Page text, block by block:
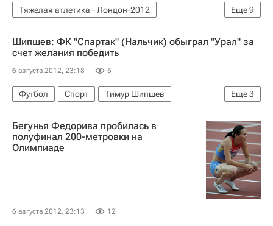
Еще9
Тяжелая атлетика - Лондон-2012
Олимпийские игры
Спорт
Тяжелая атлетика
Лондон-2012
Новости - Лондон-2012
Летние Олимпийские игры 2012
Украина на Олимпиаде 2012
Алексей Торохтий
Шипшев: ФК "Спартак" (Нальчик) обыграл "Урал" за
счет желания победить
6 августа 2012, 23:18 5
Еще3
Футбол Спорт
Тимур Шипшев
Первая лига
Спартак-Нальчик Урал
Бегунья Федорива пробилась в
полуфинал 200-метровки на
Олимпиаде
6 августа 2012, 23:13 12